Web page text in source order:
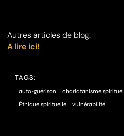
Autres articles de blog:
A lire ici!
TAGS:
auto-guérison charlatanisme spirituel
Éthique spirituelle
vulnérabilité